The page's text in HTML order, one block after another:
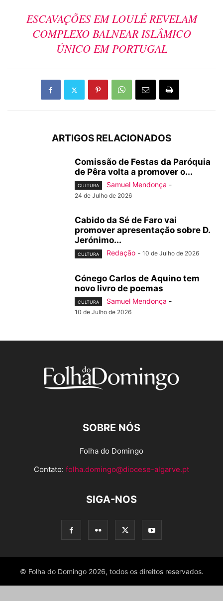
ESCAVAÇÕES EM LOULÉ REVELAM
COMPLEXO BALNEAR ISLÂMICO
ÚNICO EM PORTUGAL
ARTIGOS RELACIONADOS
Comissão de Festas da Paróquia
de Pêra volta a promover o...
CULTURA Samuel Mendonça -
24 de Julho de 2026
Cabido da Sé de Faro vai
promover apresentação sobre D.
Jerónimo...
CULTURA Redação - 10 de Julho de 2026
Cónego Carlos de Aquino tem
novo livro de poemas
CULTURA Samuel Mendonça -
10 de Julho de 2026
SOBRE NÓS
Folha do Domingo
Contato: folha.domingo@diocese-algarve.pt
SIGA-NOS
© Folha do Domingo 2026, todos os direitos reservados.